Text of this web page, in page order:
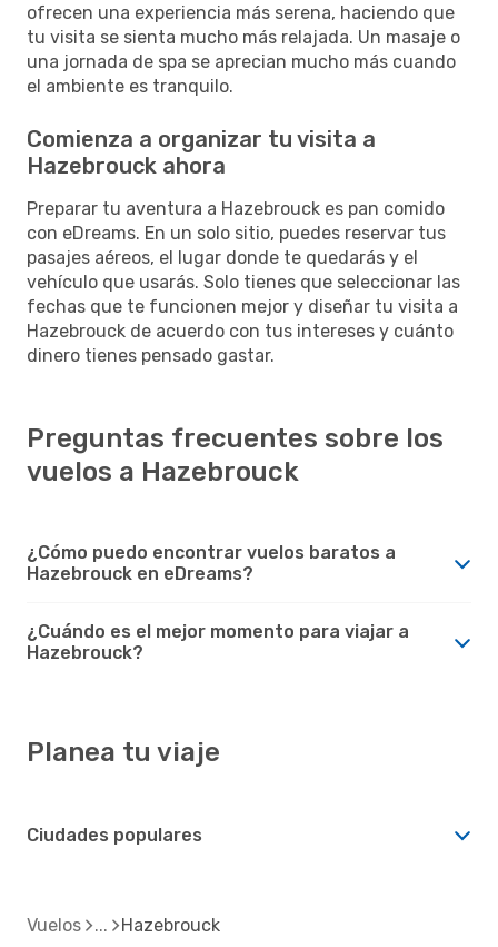
ofrecen una experiencia más serena, haciendo que
tu visita se sienta mucho más relajada. Un masaje o
una jornada de spa se aprecian mucho más cuando
el ambiente es tranquilo.
Comienza a organizar tu visita a
Hazebrouck ahora
Preparar tu aventura a Hazebrouck es pan comido
con eDreams. En un solo sitio, puedes reservar tus
pasajes aéreos, el lugar donde te quedarás y el
vehículo que usarás. Solo tienes que seleccionar las
fechas que te funcionen mejor y diseñar tu visita a
Hazebrouck de acuerdo con tus intereses y cuánto
dinero tienes pensado gastar.
Preguntas frecuentes sobre los
vuelos a Hazebrouck
¿Cómo puedo encontrar vuelos baratos a
Hazebrouck en eDreams?
¿Cuándo es el mejor momento para viajar a
Hazebrouck?
Planea tu viaje
Ciudades populares
Vuelos Hazebrouck